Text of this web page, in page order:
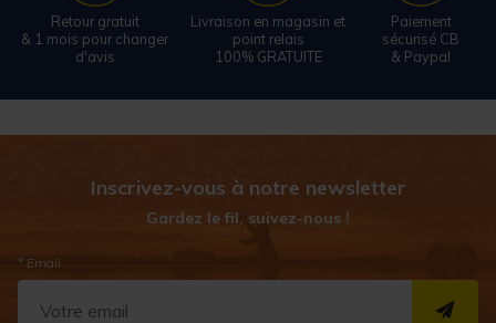
Retour gratuit
& 1 mois pour changer
d'avis
Livraison en magasin et
point relais
100% GRATUITE
Paiement
sécurisé CB
& Paypal
Inscrivez-vous à notre newsletter
Gardez le fil, suivez-nous !
* Email